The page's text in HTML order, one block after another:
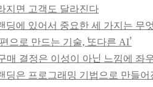
지면 고객도 달라진다
딩에 있어서 중요한 세 가지는 무
으로 만드는 기술, ‘또다른 AI’
매 결정은 이성이 아닌 느낌에 좌
딩은 프로그래밍 기법으로 만들어